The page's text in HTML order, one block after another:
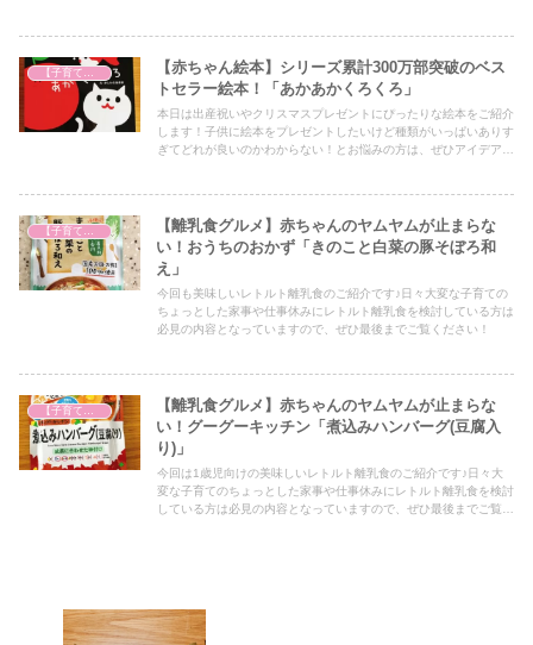
【子育て奮闘記】
【赤ちゃん絵本】シリーズ累計300万部突破のベス
トセラー絵本！「あかあかくろくろ」
本日は出産祝いやクリスマスプレゼントにぴったりな絵本をご紹介
します！子供に絵本をプレゼントしたいけど種類がいっぱいありす
ぎてどれが良いのかわからない！とお悩みの方は、ぜひアイデアの
【子育て奮闘記】
【離乳食グルメ】赤ちゃんのヤムヤムが止まらな
い！おうちのおかず「きのこと白菜の豚そぼろ和
え」
今回も美味しいレトルト離乳食のご紹介です♪日々大変な子育ての
ちょっとした家事や仕事休みにレトルト離乳食を検討している方は
必見の内容となっていますので、ぜひ最後までご覧ください！
【子育て奮闘記】
【離乳食グルメ】赤ちゃんのヤムヤムが止まらな
い！グーグーキッチン「煮込みハンバーグ(豆腐入
り)」
今回は1歳児向けの美味しいレトルト離乳食のご紹介です♪日々大
変な子育てのちょっとした家事や仕事休みにレトルト離乳食を検討
している方は必見の内容となっていますので、ぜひ最後までご覧く